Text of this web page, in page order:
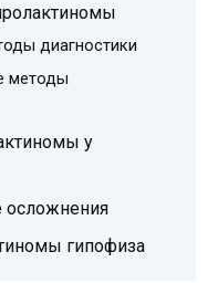
диагностики
методы
у
гипофиза